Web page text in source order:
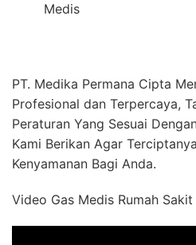
Medis
PT. Medika Permana Cipta
Profesional dan Terpercaya,
Peraturan Yang Sesuai
Kami Berikan Agar
Kenyamanan Bagi Anda.
Video Gas Medis Rumah Sakit